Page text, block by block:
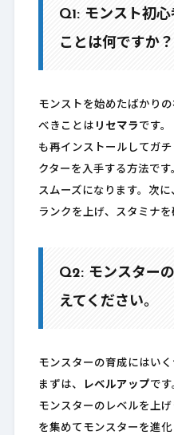
Q1: モンスト初
ことは何ですか？
モンストを始めたばかり
べきことは リセマラ です
も再インストールしてガ
クターを入手する方法で
スムーズになります。次に
ランクを上げ、スタミナを
Q2: モンスター
えてください。
モンスターの育成にはい
まずは、 レベルアップで
モンスターのレベルを上げ
を集めてモンスターを進